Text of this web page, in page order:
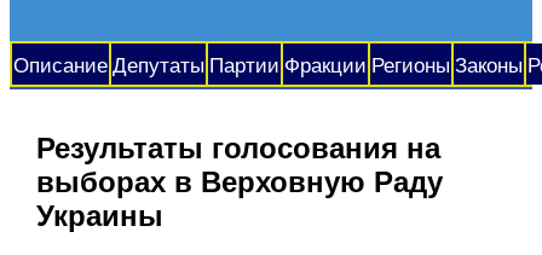
Описание Депутаты Партии Фракции Регионы Законы
Результаты голосования на
выборах в Верховную Раду
Украины